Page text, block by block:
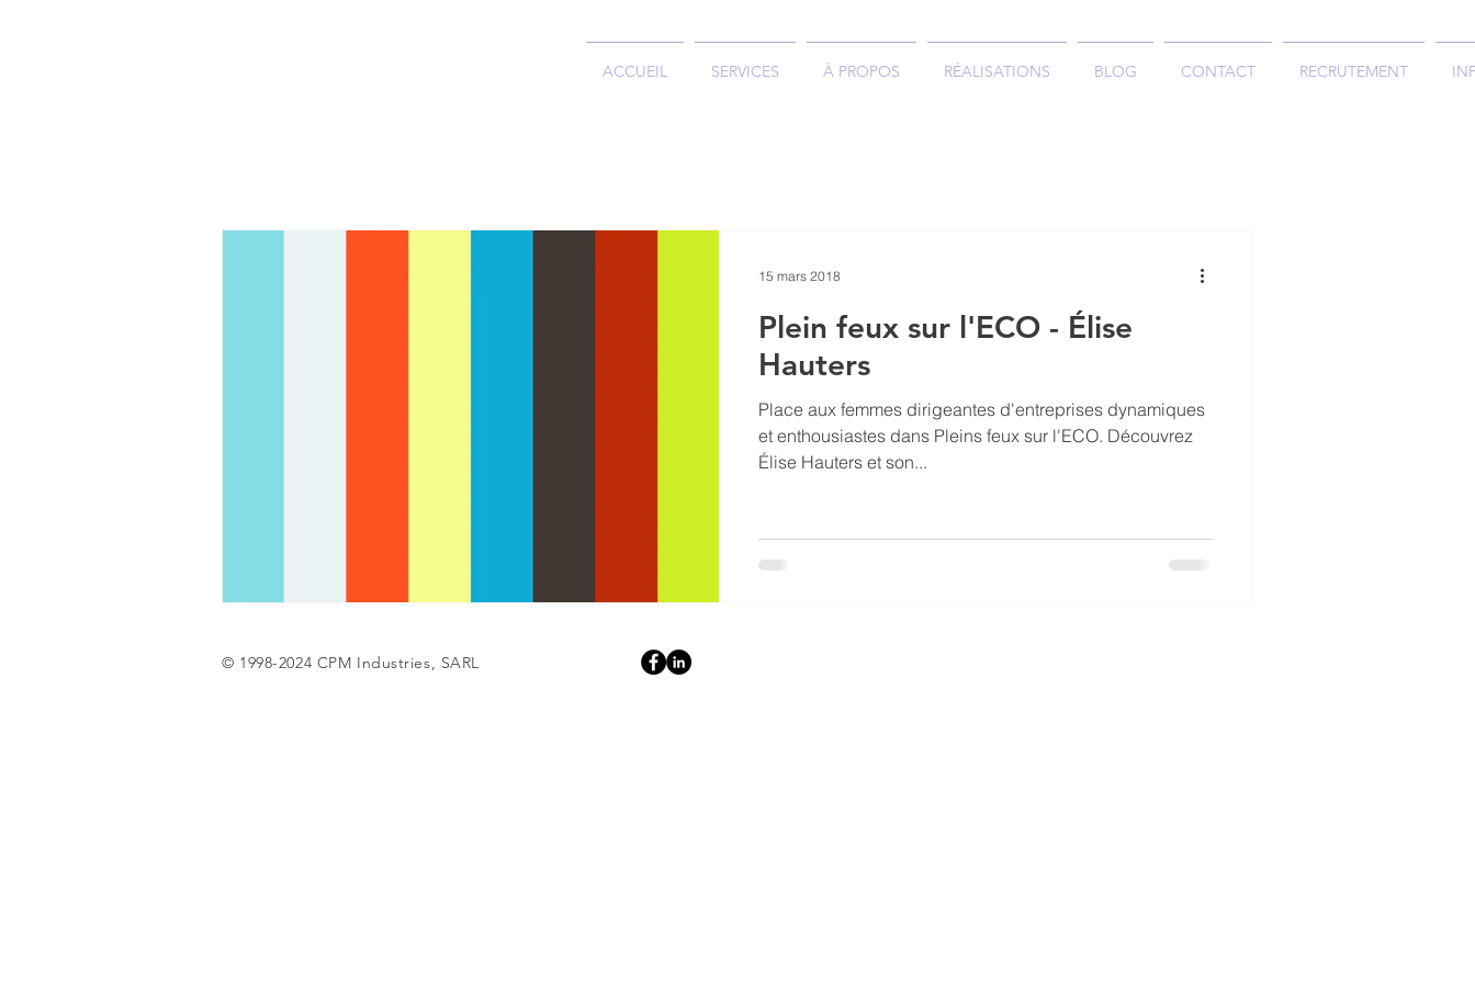
ACCUEIL SERVICES À PROPOS RÉALISATIONS BLOG CONTACT RECRUTEMENT
Plein feux sur l'ECO - Élise
Hauters
Place aux femmes dirigeantes d'entreprises dynamiques
et enthousiastes dans Pleins feux sur l'ECO. Découvrez
Élise Hauters et son...
15 mars 2018
© 1998-2024 CPM Industries, SARL